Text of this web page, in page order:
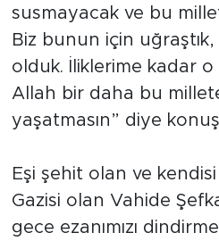
susmayacak ve bu
Biz bunun için
olduk. İliklerime kadar o
Allah bir daha bu
yaşatmasın” diye
Eşi şehit olan ve
Gazisi olan Vahide
gece ezanımızı